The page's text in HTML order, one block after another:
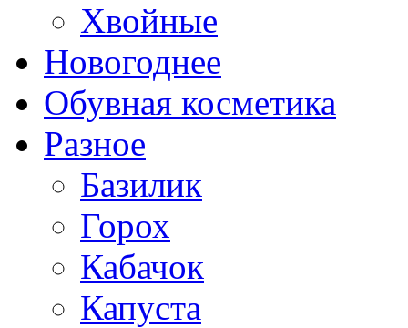
Хвойные
Новогоднее
Обувная косметика
Разное
Базилик
Горох
Кабачок
Капуста